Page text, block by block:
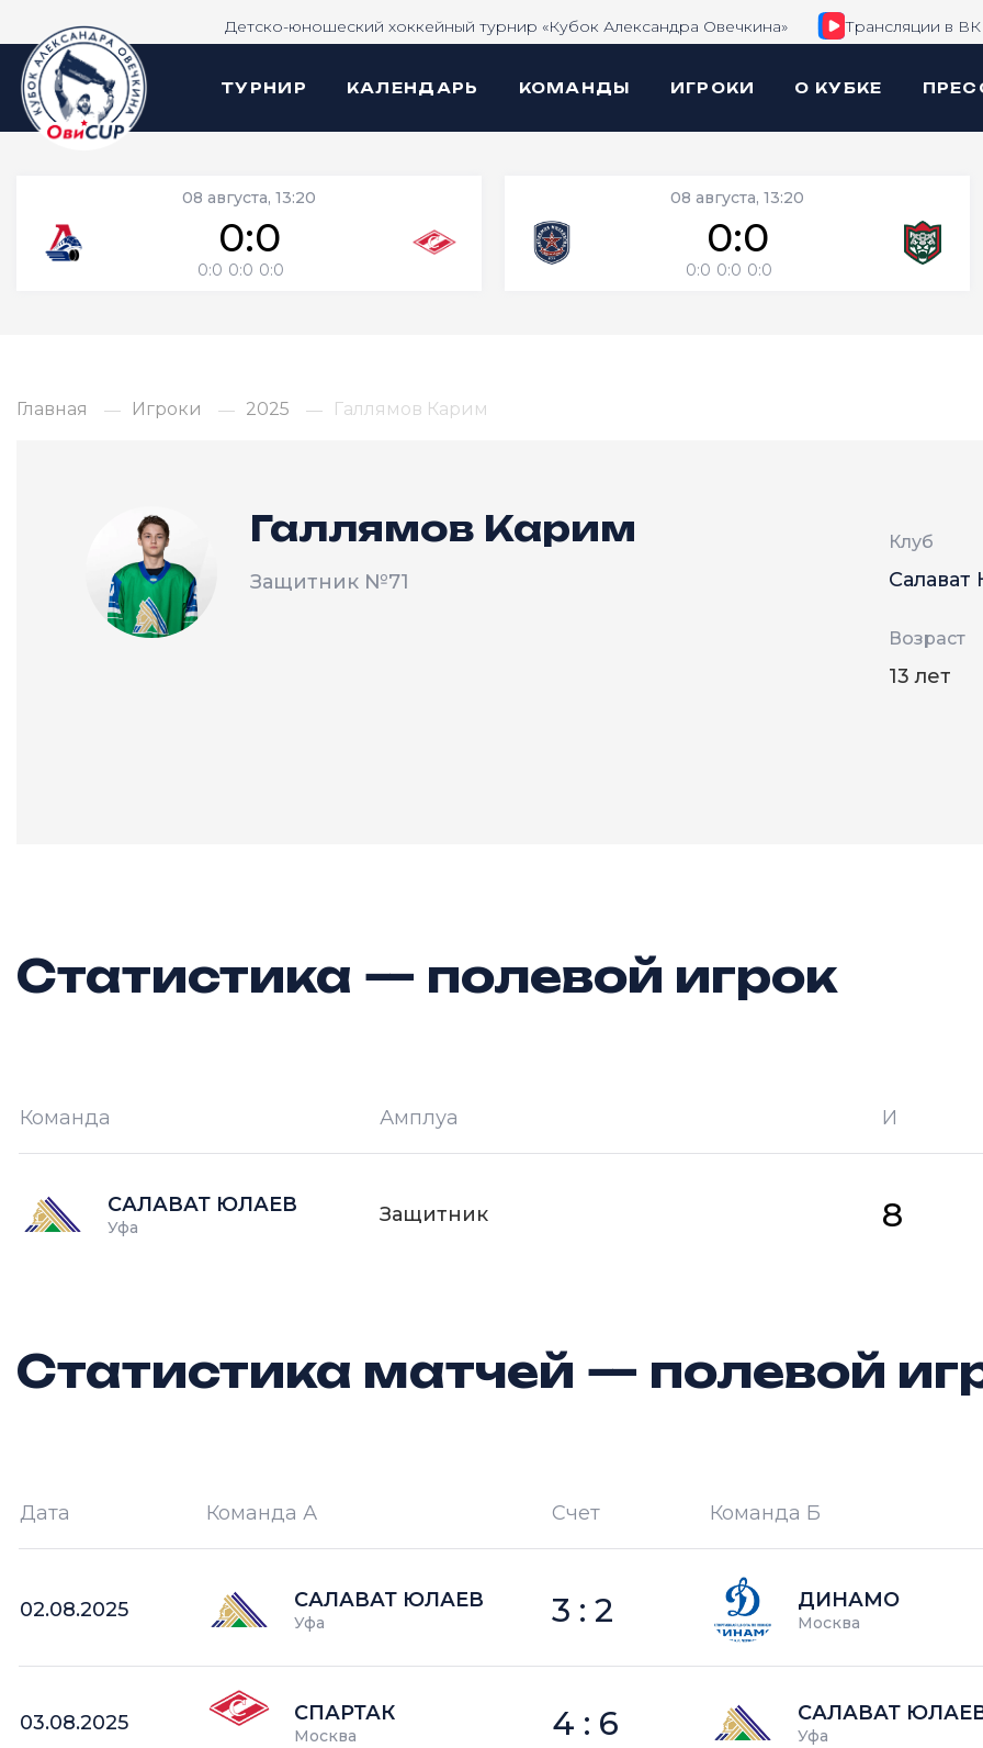
Детско-юношеский хоккейный турнир «Кубок Александра Овечкина» Трансляции в ВК
ТУРНИР КАЛЕНДАРЬ КОМАНДЫ ИГРОКИ О КУБКЕ
08 августа, 13:20
0:0
0:0 0:0 0:0
08 августа, 13:20
0:0
0:0 0:0 0:0
Главная Игроки 2025 Галлямов Карим
Галлямов Карим
Защитник №71
Клуб
Салават
Возраст
13 лет
Статистика — полевой игрок
Команда Амплуа И
САЛАВАТ ЮЛАЕВ
Уфа
Защитник 8
Статистика матчей — полевой
Дата Команда А Счет Команда Б
02.08.2025 САЛАВАТ ЮЛАЕВ
Уфа 3 : 2 ДИНАМО
Москва
03.08.2025 СПАРТАК
Москва 4 : 6 САЛАВАТ
Уфа